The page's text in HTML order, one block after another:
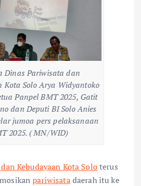
Dinas Pariwisata dan
Kota Solo Arya Widyantoko
Panpel BMT 2025, Gatit
dan Deputi BI Solo Anies
jumoa pers pelaksanaan
2025. ( MN/WID)
Kebudayaan Kota Soloterus
pariwisatadaerah itu ke